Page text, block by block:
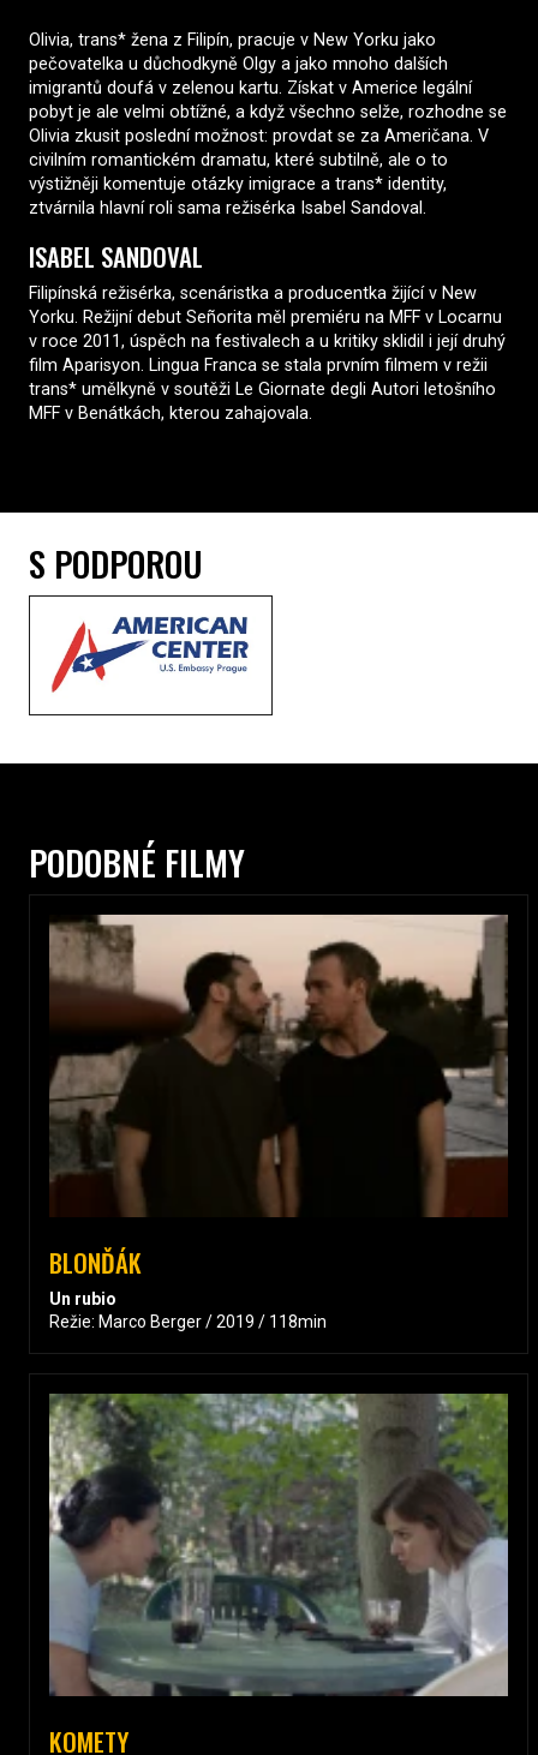
Olivia, trans* žena z Filipín, pracuje v New Yorku jako
pečovatelka u důchodkyně Olgy a jako mnoho dalších
imigrantů doufá v zelenou kartu. Získat v Americe legální
pobyt je ale velmi obtížné, a když všechno selže, rozhodne se
Olivia zkusit poslední možnost: provdat se za Američana. V
civilním romantickém dramatu, které subtilně, ale o to
výstižněji komentuje otázky imigrace a trans* identity,
ztvárnila hlavní roli sama režisérka Isabel Sandoval.
ISABEL SANDOVAL
Filipínská režisérka, scenáristka a producentka žijící v New
Yorku. Režijní debut Señorita měl premiéru na MFF v Locarnu
v roce 2011, úspěch na festivalech a u kritiky sklidil i její druhý
film Aparisyon. Lingua Franca se stala prvním filmem v režii
trans* umělkyně v soutěži Le Giornate degli Autori letošního
MFF v Benátkách, kterou zahajovala.
S PODPOROU
PODOBNÉ FILMY
BLONĎÁK
Un rubio
Režie: Marco Berger / 2019 / 118min
KOMETY